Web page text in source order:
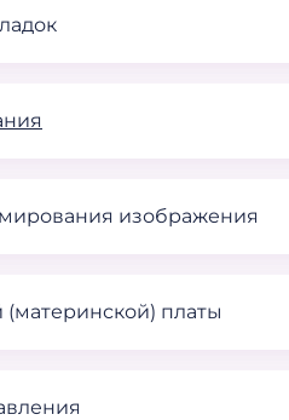
изображения
платы